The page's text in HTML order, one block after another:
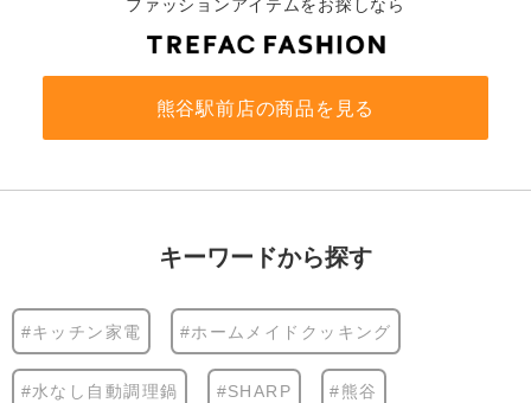
ファッションアイテムをお探しなら
熊谷駅前店の商品を見る
キーワードから探す
#キッチン家電 #ホームメイドクッキング
#水なし自動調理鍋 #SHARP #熊谷